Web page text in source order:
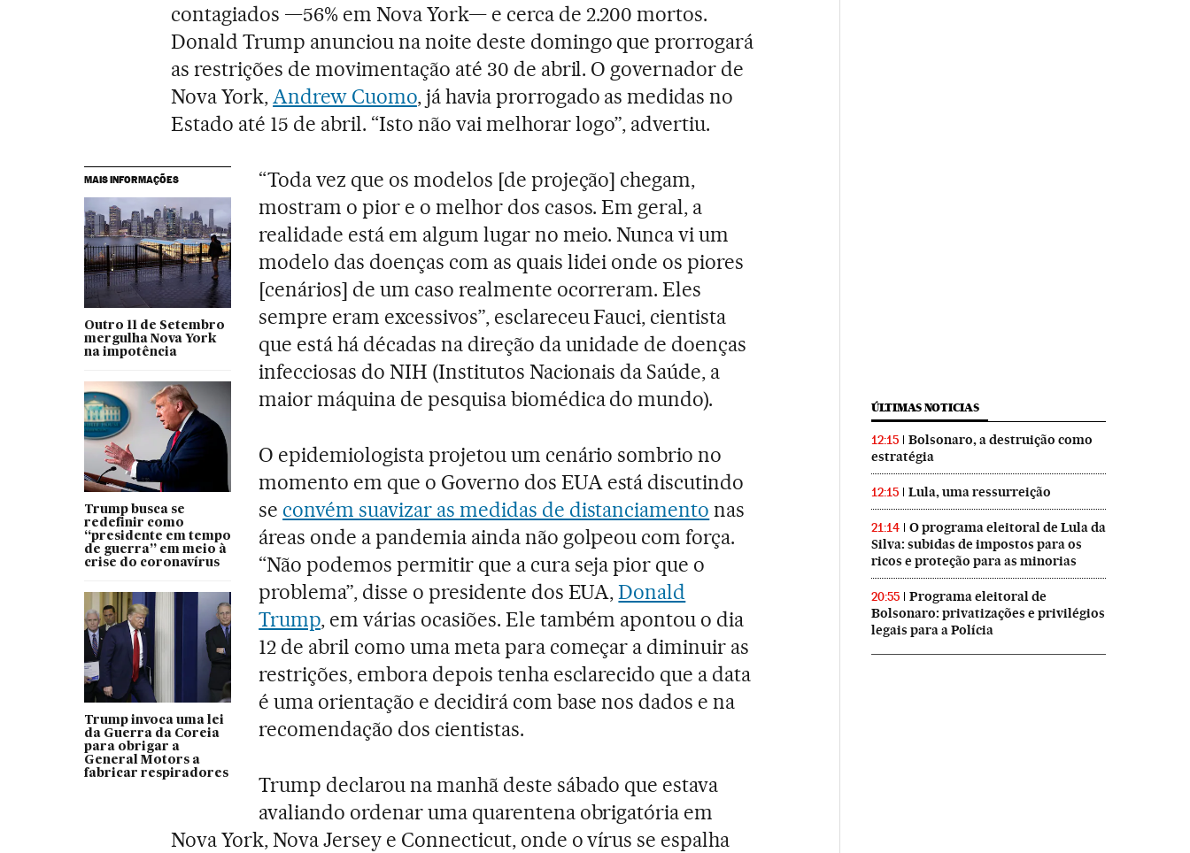
contagiados —56% em Nova York— e cerca de 2.200 mortos.
Donald Trump anunciou na noite deste domingo que prorrogará
as restrições de movimentação até 30 de abril. O governador de
Nova York,Andrew Cuomo, já havia prorrogado as medidas no
Estado até 15 de abril. “Isto não vai melhorar logo”, advertiu.
MAIS INFORMAÇÕES
Outro 11 de Setembro
mergulha Nova York
na impotência
Trump busca se
redefinir como
“presidente em tempo
de guerra” em meio à
crise do coronavírus
Trump invoca uma lei
da Guerra da Coreia
para obrigar a
General Motors a
fabricar respiradores
“Toda vez que os modelos [de projeção] chegam,
mostram o pior e o melhor dos casos. Em geral, a
realidade está em algum lugar no meio. Nunca vi um
modelo das doenças com as quais lidei onde os piores
[cenários] de um caso realmente ocorreram. Eles
sempre eram excessivos”, esclareceu Fauci, cientista
que está há décadas na direção da unidade de doenças
infecciosas do NIH (Institutos Nacionais da Saúde, a
maior máquina de pesquisa biomédica do mundo).
O epidemiologista projetou um cenário sombrio no
momento em que o Governo dos EUA está discutindo
se convém suavizar as medidas de distanciamento nas
áreas onde a pandemia ainda não golpeou com força.
“Não podemos permitir que a cura seja pior que o
problema”, disse o presidente dos EUA,Donald
Trump, em várias ocasiões. Ele também apontou o dia
12 de abril como uma meta para começar a diminuir as
restrições, embora depois tenha esclarecido que a data
é uma orientação e decidirá com base nos dados e na
recomendação dos cientistas.
Trump declarou na manhã deste sábado que estava
avaliando ordenar uma quarentena obrigatória em
Nova York, Nova Jersey e Connecticut, onde o vírus se espalha
ÚLTIMAS NOTICIAS
12:15
Bolsonaro, a destruição como
estratégia
12:15 Lula, uma ressurreição
21:14
O programa eleitoral de Lula da
Silva: subidas de impostos para os
ricos e proteção para as minorias
20:55
Programa eleitoral de
Bolsonaro: privatizações e privilégios
legais para a Polícia